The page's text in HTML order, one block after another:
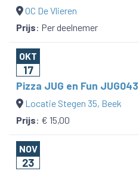
OC De Vlieren
Prijs: Per deelnemer
OKT
17
Pizza JUG en Fun
Locatie Stegen 35, Beek
Prijs: € 15,00
NOV
23